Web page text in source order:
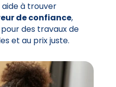
aide à trouver
de confiance,
des travaux de
et au prix juste.